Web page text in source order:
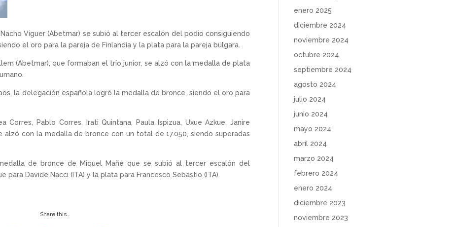
Viguer (Abetmar) se subió al tercer escalón del podio consiguiendo
el oro para la pareja de Finlandia y la plata para la pareja búlgara.
(Abetmar), que formaban el trío junior, se alzó con la medalla de plata
la delegación española logró la medalla de bronce, siendo el oro para
Pablo Corres, Irati Quintana, Paula Ispizua, Uxue Azkue, Janire
alzó con la medalla de bronce con un total de 17.050, siendo superadas
de bronce de Miquel Mañé que se subió al tercer escalón del
para Davide Nacci (ITA) y la plata para Francesco Sebastio (ITA).
Share this…
enero 2025
diciembre 2024
noviembre 2024
octubre 2024
septiembre 2024
agosto 2024
julio 2024
junio 2024
mayo 2024
abril 2024
marzo 2024
febrero 2024
enero 2024
diciembre 2023
noviembre 2023